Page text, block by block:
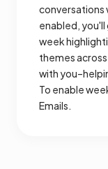
conversations
enabled, you'll
week
themes
with
To enable
Emails.